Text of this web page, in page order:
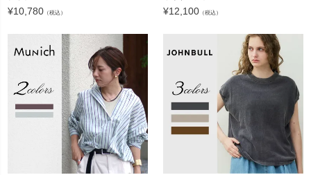
¥10,780 （税込） ¥12,100 （税込）